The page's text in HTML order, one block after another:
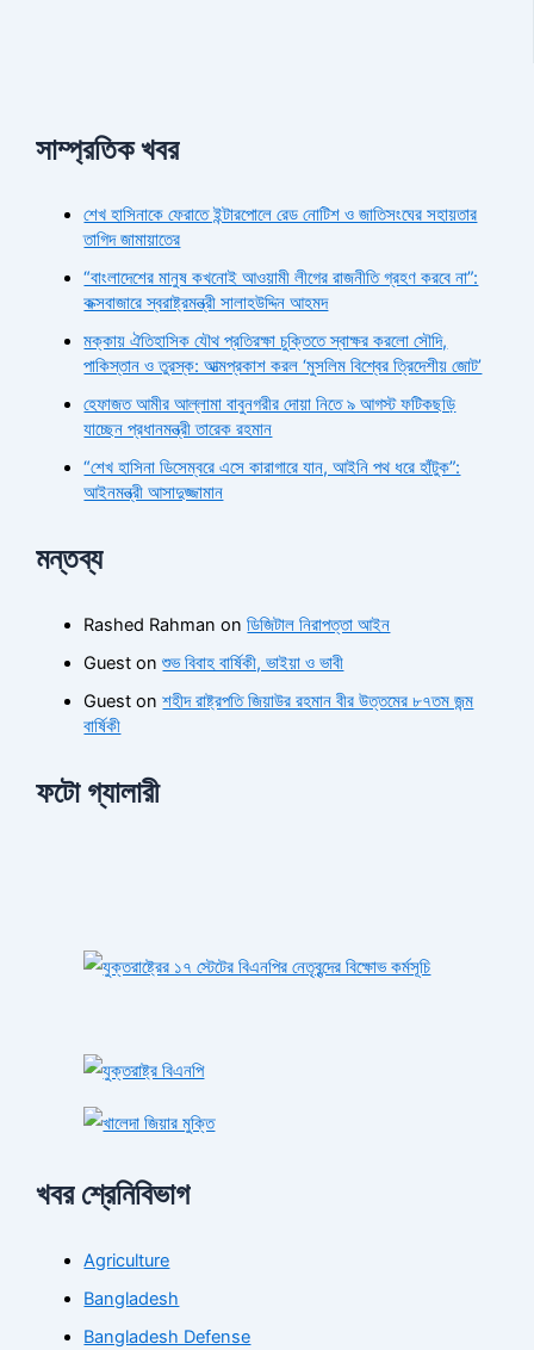
সাম্প্রতিক খবর
শেখ হাসিনাকে ফেরাতে ইন্টারপোলে রেড নোটিশ ও জাতিসংঘের সহায়তার
তাগিদ জামায়াতের
“বাংলাদেশের মানুষ কখনোই আওয়ামী লীগের রাজনীতি গ্রহণ করবে না”:
কক্সবাজারে স্বরাষ্ট্রমন্ত্রী সালাহউদ্দিন আহমদ
মক্কায় ঐতিহাসিক যৌথ প্রতিরক্ষা চুক্তিতে স্বাক্ষর করলো সৌদি,
পাকিস্তান ও তুরস্ক: আত্মপ্রকাশ করল ‘মুসলিম বিশ্বের ত্রিদেশীয় জোট’
হেফাজত আমীর আল্লামা বাবুনগরীর দোয়া নিতে ৯ আগস্ট ফটিকছড়ি
যাচ্ছেন প্রধানমন্ত্রী তারেক রহমান
“শেখ হাসিনা ডিসেম্বরে এসে কারাগারে যান, আইনি পথ ধরে হাঁটুক”:
আইনমন্ত্রী আসাদুজ্জামান
মন্তব্য
Rashed Rahman onডিজিটাল নিরাপত্তা আইন
Guest onশুভ বিবাহ বার্ষিকী, ভাইয়া ও ভাবী
Guest onশহীদ রাষ্ট্রপতি জিয়াউর রহমান বীর উত্তমের ৮৭তম জন্ম
বার্ষিকী
ফটো গ্যালারী
খবর শ্রেনিবিভাগ
Agriculture
Bangladesh
Bangladesh Defense